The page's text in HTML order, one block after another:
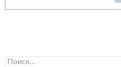
Найти: